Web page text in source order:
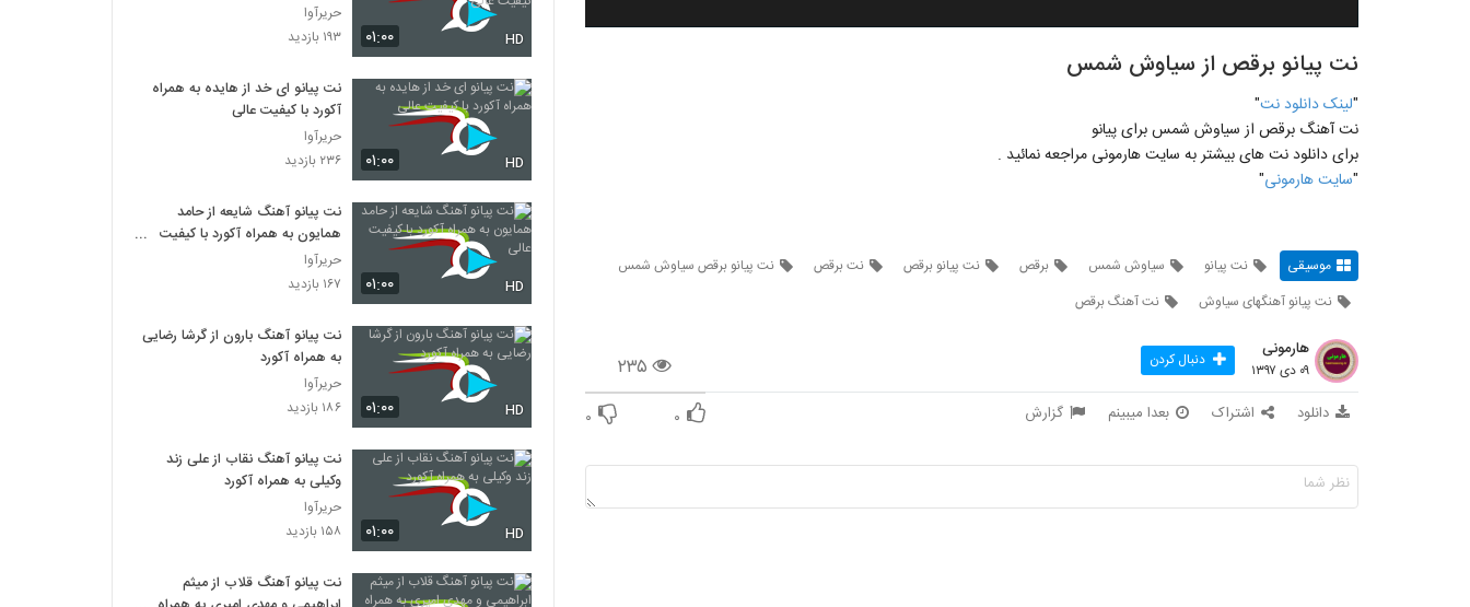
نت پیانو برقص از سیاوش شمس
"لينک دانلود نت"
نت آهنگ برقص از سیاوش شمس برای پيانو
برای دانلود نت های بيشتر به سايت هارمونی مراجعه نمائيد .
"سايت هارمونی"
موسیقی نت پیانو سیاوش شمس برقص نت پیانو برقص نت برقص
نت پیانو برقص سیاوش شمس
نت پیانو آهنگهای سیاوش
نت آهنگ برقص
۲۳۵
هارمونی
۰۹ دی ۱۳۹۷ دنبال کردن
دانلود اشتراک بعدا میبینم گزارش ۰ ۰
۰۱:۰۰ HD
حریرآوا
۱۹۳ بازدید
۰۱:۰۰ HD
نت پیانو ای خد از هایده به همراه
آکورد با کیفیت عالی
حریرآوا
۲۳۶ بازدید
۰۱:۰۰ HD
نت پیانو آهنگ شایعه از حامد
همایون به همراه آکورد با کیفیت
عالی
حریرآوا
۱۶۷ بازدید
۰۱:۰۰ HD
نت پیانو آهنگ بارون از گرشا رضایی
به همراه آکورد
حریرآوا
۱۸۶ بازدید
۰۱:۰۰ HD
نت پیانو آهنگ نقاب از علی زند
وکیلی به همراه آکورد
حریرآوا
۱۵۸ بازدید
نت پیانو آهنگ قلاب از میثم